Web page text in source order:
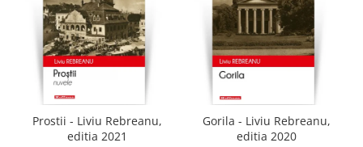
Prostii - Liviu Rebreanu,
editia 2021
Gorila - Liviu Rebreanu,
editia 2020